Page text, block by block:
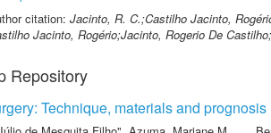
citation: Jacinto, R. C.;Castilho Jacinto,
Jacinto, Rogério;Jacinto, Rogerio De
Repository
Technique, materials and prognosis